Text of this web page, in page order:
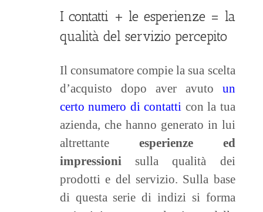
I contatti + le esperienze = la
qualità del servizio percepito
Il consumatore compie la sua scelta
d’acquisto dopo aver avuto un
certo numero di contatti con la tua
azienda, che hanno generato in lui
altrettante esperienze ed
impressionisulla qualità dei
prodotti e del servizio. Sulla base
di questa serie di indizi si forma